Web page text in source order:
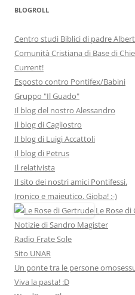
BLOGROLL
Centro studi Biblici di padre
Comunità Cristiana di Base di
Current!
Esposto contro Pontifex/Babini
Gruppo "Il Guado"
Il blog del nostro Alessandro
Il blog di Cagliostro
Il blog di Luigi Accattoli
Il blog di Petrus
Il relativista
Il sito dei nostri amici Pontifessi.
Ironico e maieutico. Gioba! :-)
Le Rose
Notizie di Sandro Magister
Radio Frate Sole
Sito UNAR
Un ponte tra le persone
Viva la pasta! :D